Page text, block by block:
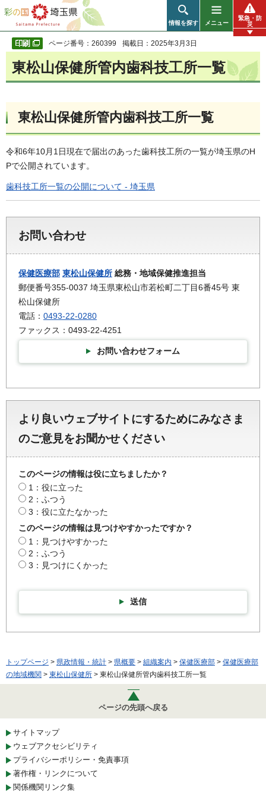
彩の国 埼玉県
情報を探す メニュー
緊急・防
災
ページ番号：260399 掲載日：2025年3月3日
東松山保健所管内歯科技工所一覧
東松山保健所管内歯科技工所一覧
令和6年10月1日現在で届出のあった歯科技工所の一覧が埼玉県のH
Pで公開されています。
歯科技工所一覧の公開について - 埼玉県
お問い合わせ
保健医療部 東松山保健所 総務・地域保健推進担当
郵便番号355-0037 埼玉県東松山市若松町二丁目6番45号 東
松山保健所
電話： 0493-22-0280
ファックス：0493-22-4251
お問い合わせフォーム
より良いウェブサイトにするためにみなさま
のご意見をお聞かせください
このページの情報は役に立ちましたか？
1：役に立った
2：ふつう
3：役に立たなかった
このページの情報は見つけやすかったですか？
1：見つけやすかった
2：ふつう
3：見つけにくかった
送信
トップページ > 県政情報・統計 > 県概要 > 組織案内 > 保健医療部 > 保健医療部
の地域機関 > 東松山保健所 > 東松山保健所管内歯科技工所一覧
ページの先頭へ戻る
サイトマップ
ウェブアクセシビリティ
プライバシーポリシー・免責事項
著作権・リンクについて
関係機関リンク集